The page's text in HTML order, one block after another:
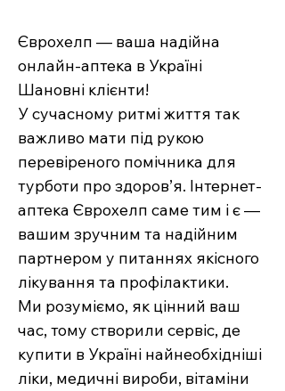
Єврохелп — ваша надійна
онлайн-аптека в Україні
Шановні клієнти!
У сучасному ритмі життя так
важливо мати під рукою
перевіреного помічника для
турботи про здоров’я. Інтернет-
аптека Єврохелп саме тим і є —
вашим зручним та надійним
партнером у питаннях якісного
лікування та профілактики.
Ми розуміємо, як цінний ваш
час, тому створили сервіс, де
купити в Україні найнеобхідніші
ліки, медичні вироби, вітаміни